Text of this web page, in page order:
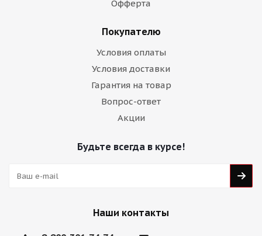
Офферта
Покупателю
Условия оплаты
Условия доставки
Гарантия на товар
Вопрос-ответ
Акции
Будьте всегда в курсе!
Наши контакты